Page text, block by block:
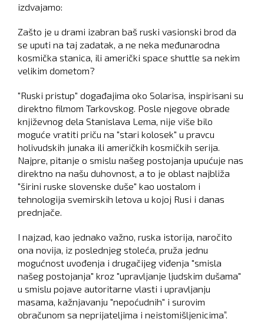
izdvajamo:
Zašto je u drami izabran baš ruski vasionski brod da
se uputi na taj zadatak, a ne neka međunarodna
kosmička stanica, ili američki space shuttle sa nekim
velikim dometom?
"Ruski pristup" događajima oko Solarisa, inspirisani su
direktno filmom Tarkovskog. Posle njegove obrade
književnog dela Stanislava Lema, nije više bilo
moguće vratiti priču na "stari kolosek" u pravcu
holivudskih junaka ili američkih kosmičkih serija.
Najpre, pitanje o smislu našeg postojanja upućuje nas
direktno na našu duhovnost, a to je oblast najbliža
"širini ruske slovenske duše" kao uostalom i
tehnologija svemirskih letova u kojoj Rusi i danas
prednjače.
I najzad, kao jednako važno, ruska istorija, naročito
ona novija, iz poslednjeg stoleća, pruža jednu
mogućnost uvođenja i drugačijeg viđenja "smisla
našeg postojanja" kroz "upravljanje ljudskim dušama"
u smislu pojave autoritarne vlasti i upravljanju
masama, kažnjavanju "nepoćudnih" i surovim
obračunom sa neprijateljima i neistomišljenicima”.